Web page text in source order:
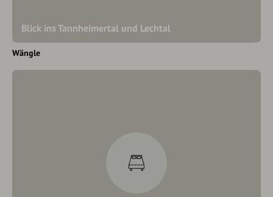
Blick ins Tannheimertal und Lechtal
Wängle